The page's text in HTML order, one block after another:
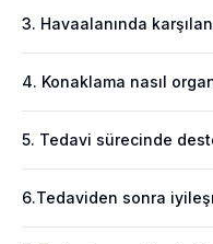
3. Havaalanında
4. Konaklama nasıl
5. Tedavi sürecinde
6.Tedaviden sonra